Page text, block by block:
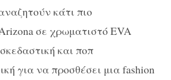
κάτι πιο
σε χρωματιστό EVA
και ποπ
για να προσθέσει μια fashion